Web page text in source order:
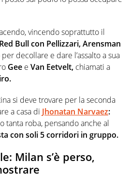
vincendo soprattutto il
Bull con Pellizzari, Arensman
decollare e dare l’assalto a sua
Gee e Van Eetvelt, chiamati a
si deve trovare per la seconda
a casa di Jhonatan Narvaez:
tanta roba, pensando anche al
con soli 5 corridori in gruppo.
Milan s’è perso,